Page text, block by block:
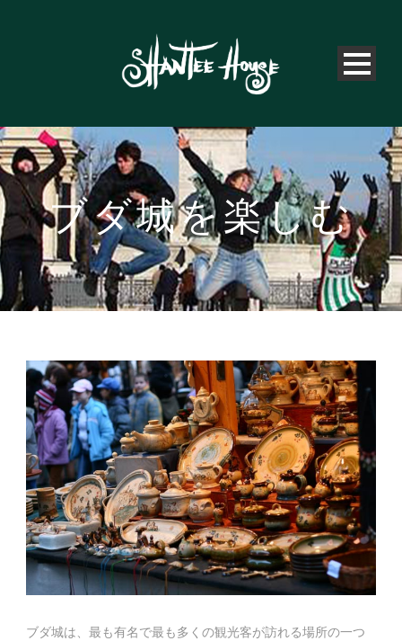
ブダ城を楽しむ
ブダ城は、最も有名で最も多くの観光客が訪れる場所の一つ